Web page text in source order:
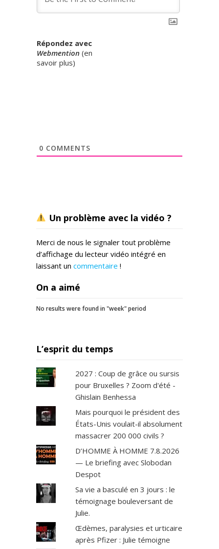
Répondez avec
Webmention (en
savoir plus)
0 COMMENTS
Un problème avec la vidéo ?
Merci de nous le signaler tout problème
d’affichage du lecteur vidéo intégré en
laissant un commentaire !
On a aimé
No results were found in "week" period
L’esprit du temps
2027 : Coup de grâce ou sursis
pour Bruxelles ? Zoom d'été -
Ghislain Benhessa
Mais pourquoi le président des
États-Unis voulait-il absolument
massacrer 200 000 civils ?
D’HOMME À HOMME 7.8.2026
— Le briefing avec Slobodan
Despot
Sa vie a basculé en 3 jours : le
témoignage bouleversant de
Julie.
Œdèmes, paralysies et urticaire
après Pfizer : Julie témoigne